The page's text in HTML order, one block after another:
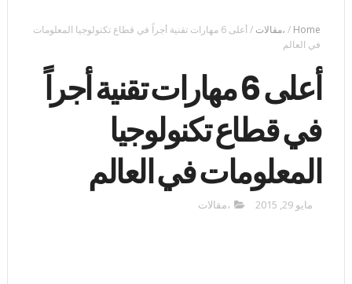
Home
/ ،مقالات /
أعلى 6 مهارات تقنية أجراً في قطاع تكنولوجيا المعلومات
في العالم
أعلى 6 مهارات تقنية أجراً
في قطاع تكنولوجيا
المعلومات في العالم
مايو 29, 2015 ،مقالات